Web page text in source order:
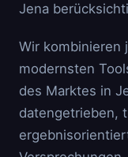
Jena
Wir kombinieren
modernsten
des Marktes in
datengetrieben,